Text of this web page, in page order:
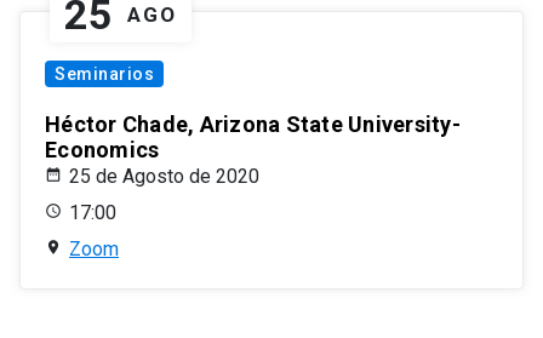
25 AGO
Seminarios
Héctor Chade, Arizona State University-
Economics
25 de Agosto de 2020
17:00
Zoom